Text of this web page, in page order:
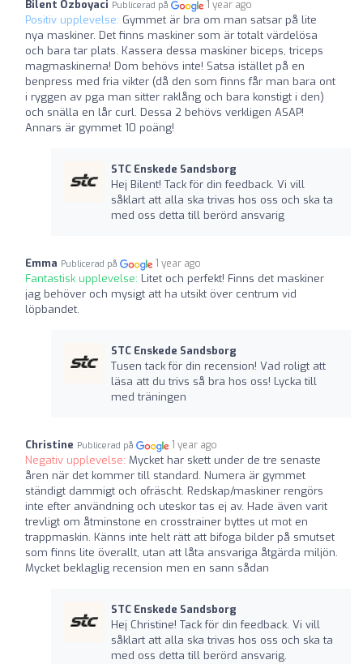
Bilent Özboyaci Publicerad på 1 year ago
Positiv upplevelse: Gymmet är bra om man satsar på lite
nya maskiner. Det finns maskiner som är totalt värdelösa
och bara tar plats. Kassera dessa maskiner biceps, triceps
magmaskinerna! Dom behövs inte! Satsa istället på en
benpress med fria vikter (då den som finns får man bara ont
i ryggen av pga man sitter raklång och bara konstigt i den)
och snälla en lår curl. Dessa 2 behövs verkligen ASAP!
Annars är gymmet 10 poäng!
STC Enskede Sandsborg
Hej Bilent! Tack för din feedback. Vi vill
såklart att alla ska trivas hos oss och ska ta
med oss detta till berörd ansvarig
Emma Publicerad på 1 year ago
Fantastisk upplevelse: Litet och perfekt! Finns det maskiner
jag behöver och mysigt att ha utsikt över centrum vid
löpbandet.
STC Enskede Sandsborg
Tusen tack för din recension! Vad roligt att
läsa att du trivs så bra hos oss! Lycka till
med träningen
Christine Publicerad på 1 year ago
Negativ upplevelse: Mycket har skett under de tre senaste
åren när det kommer till standard. Numera är gymmet
ständigt dammigt och ofräscht. Redskap/maskiner rengörs
inte efter användning och uteskor tas ej av. Hade även varit
trevligt om åtminstone en crosstrainer byttes ut mot en
trappmaskin. Känns inte helt rätt att bifoga bilder på smutset
som finns lite överallt, utan att låta ansvariga åtgärda miljön.
Mycket beklaglig recension men en sann sådan
STC Enskede Sandsborg
Hej Christine! Tack för din feedback. Vi vill
såklart att alla ska trivas hos oss och ska ta
med oss detta till berörd ansvarig.